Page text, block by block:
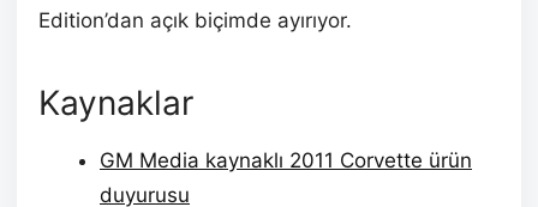
Edition’dan açık biçimde ayırıyor.
Kaynaklar
GM Media kaynaklı 2011 Corvette ürün
duyurusu